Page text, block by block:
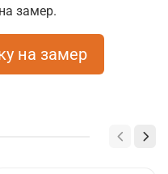
замер.
на замер